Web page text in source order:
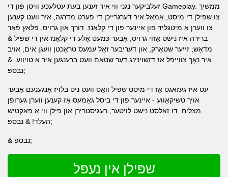
זעלביקער נגני ווי איר זענען בעת ​​עטלעכע וויסן פון די Gameplay. ממשיך
צו שפּילן די מיסט, אַמאָל איר דערגרייכן די פערט מדרגה, איר וועט קענען
צו ווערן אַ מיטגליד פון איינער פון די קלאַנז. דורך און גרויס, פּלאַץ פֿאַר
ברירה איז נישט אַזוי גרויס, אָבער כּמעט אַלע די קלאַנז אין די שפּיל &
מדאַש; זייער שטאַרק, און דעריבער זאָל עמעס טראַכטן וועגן אים, אויב
איר נאָך צווייפל אַז דזשוינינג דער שטאַם וועט ברענגען איר אַ טויווע. &
נבספּ;
עס איז געזאגט אַז די מיסט שפּיל וואָס וועט ניט בלויז אָנגענעם אָבער
אויך טשיקאַווע - איינער פון די ביסל גאַמעס אַז קענען ווערן גערופֿן
מצליח. דו זאלסט נישט לויטער, רעגיסטרירן און פילן ווי אַ פאַקטיש
העלד! & נבספּ;
& נבספּ;
שפּילן אין נעפּל